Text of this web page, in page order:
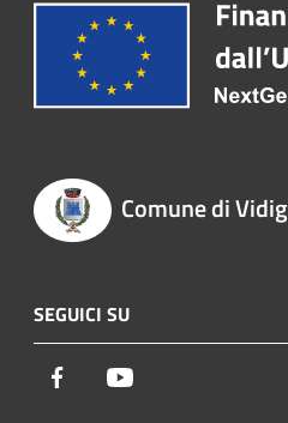
Comune di
SEGUICI SU
Facebook